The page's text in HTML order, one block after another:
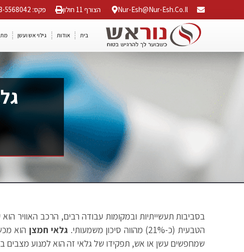
Nur-Esh@nur-Esh.co.il הצורף 11 חולון פקס: 03-5568042
בית אודות גילוי אש ועשן
בסביבות תעשייתיות ובמקומות עבודה רבים, הרכב האוויר
הטבעית (כ-21%) מהווה סיכון משמעותי.
גלאי חמצן הוא
שמחפשים עשן או אש, תפקידו של גלאי זה הוא למנוע מצבים